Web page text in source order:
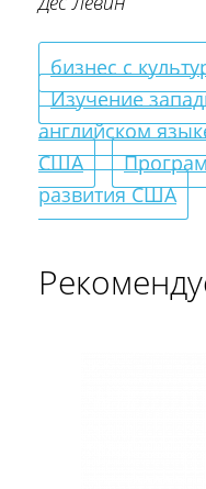
бизнес с
Изучение
английском
США
развития США